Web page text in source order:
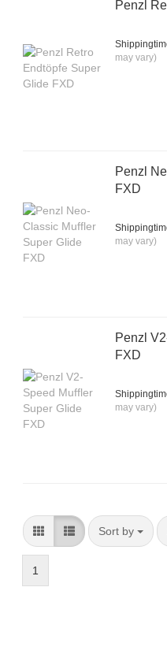
Penzl
may vary)
Penzl
FXD
may vary)
Penzl
FXD
may vary)
Sort by
Sort by
1